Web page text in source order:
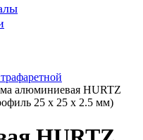
алюминиевая HURTZ
25 х 25 х 2.5 мм)